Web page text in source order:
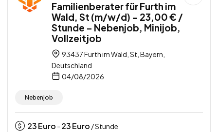
Familienberater für Furth im
Wald, St (m/w/d) – 23,00 € /
Stunde – Nebenjob, Minijob,
Vollzeitjob
93437 Furth im Wald, St, Bayern,
Deutschland
04/08/2026
Nebenjob
23Euro - 23Euro / Stunde